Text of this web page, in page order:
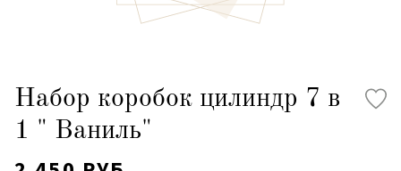
Набор коробок цилиндр 7 в
1 " Ваниль"